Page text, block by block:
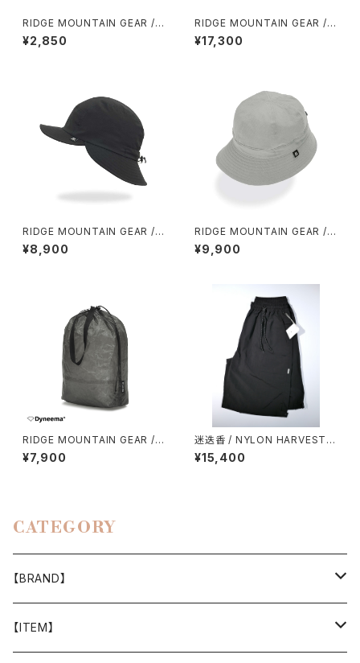
RIDGE MOUNTAIN GEAR /
肥後守 MICRO KNIFE
¥2,850
RIDGE MOUNTAIN GEAR / B
ASIC LONG SLEEVE SHIRT
（WOMEN）2026
¥17,300
RIDGE MOUNTAIN GEAR / S
HADE CAP
¥8,900
RIDGE MOUNTAIN GEAR / E
NOUGH HAT（NT）
¥9,900
RIDGE MOUNTAIN GEAR / S
TUFF SACK
¥7,900
迷迭香 / NYLON HARVEST L
OOSE SHORTS（2026）
¥15,400
CATEGORY
【BRAND】
山と道
【ITEM】